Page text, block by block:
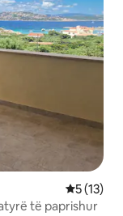
Vlerësimi
5 (13)
të paprishur